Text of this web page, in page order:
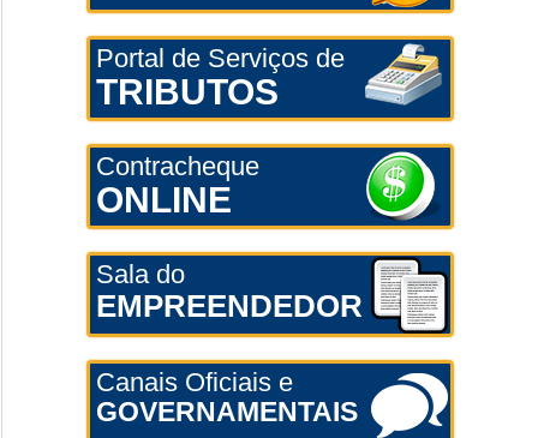
Portal de Serviços de
TRIBUTOS
Contracheque
ONLINE
Sala do
EMPREENDEDOR
Canais Oficiais e
GOVERNAMENTAIS